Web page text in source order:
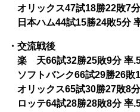
オリックス47試18勝22敗7
日本ハム44試15勝24敗5分
・交流戦後
楽 天66試32勝25敗9分 率
ソフトバンク66試29勝26敗
オリックス65試30勝27敗8
ロッテ64試28勝28敗8分 率